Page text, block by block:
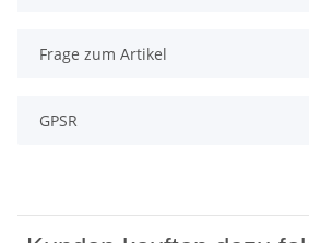
Frage zum Artikel
GPSR